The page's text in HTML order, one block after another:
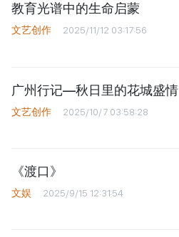
教育光谱中的生命启蒙
文艺创作 2025/11/12 03:17:56
广州行记—秋日里的花城盛情
文艺创作 2025/10/7 03:58:28
《渡口》
文娱 2025/9/15 12:31:54